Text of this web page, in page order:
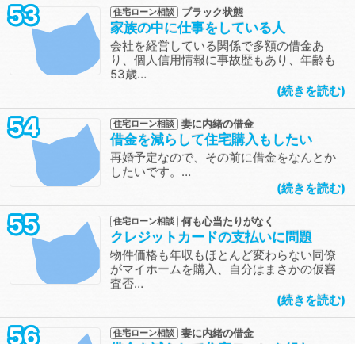
53 住宅ローン相談 ブラック状態
家族の中に仕事をしている人
会社を経営している関係で多額の借金あ
り、個人信用情報に事故歴もあり、年齢も
53歳…
続きを読む
54 住宅ローン相談 妻に内緒の借金
借金を減らして住宅購入もしたい
再婚予定なので、その前に借金をなんとか
したいです。…
続きを読む
55 住宅ローン相談 何も心当たりがなく
クレジットカードの支払いに問題
物件価格も年収もほとんど変わらない同僚
がマイホームを購入、自分はまさかの仮審
査否…
続きを読む
56 住宅ローン相談 妻に内緒の借金